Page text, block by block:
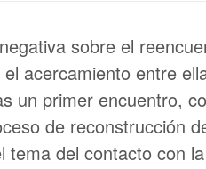
sobre el
acercamiento entre
un primer encuentro,
de reconstrucción
tema del contacto con